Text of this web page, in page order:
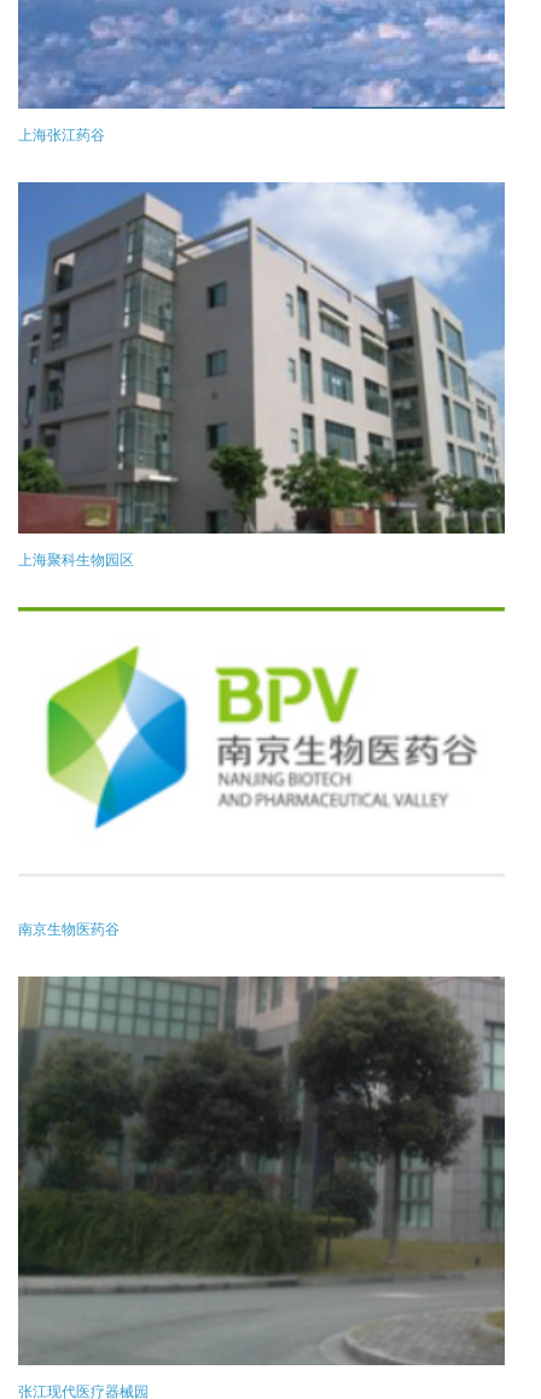
上海张江药谷
上海聚科生物园区
南京生物医药谷
张江现代医疗器械园